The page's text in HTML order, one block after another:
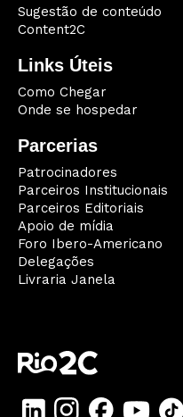
Sugestão de conteúdo
Content2C
Links Úteis
Como Chegar
Onde se hospedar
Parcerias
Patrocinadores
Parceiros Institucionais
Parceiros Editoriais
Apoio de mídia
Foro Ibero-Americano
Delegações
Livraria Janela